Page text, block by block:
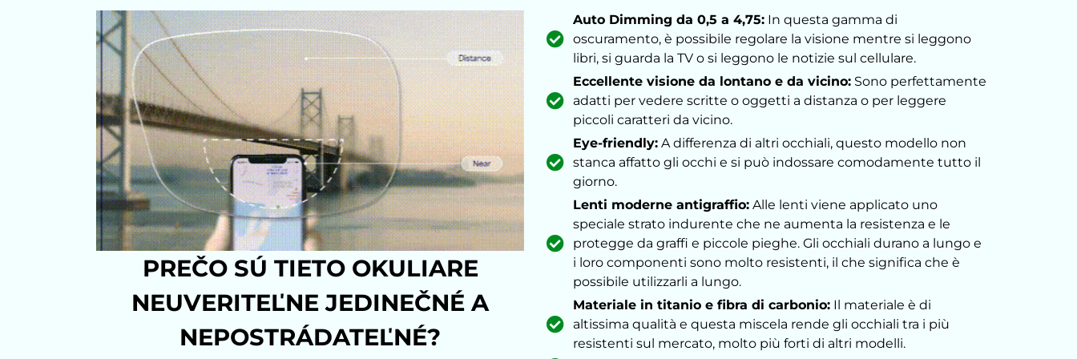
PREČO SÚ TIETO OKULIARE
NEUVERITEĽNE JEDINEČNÉ A
NEPOSTRÁDATEĽNÉ?
Auto Dimming da 0,5 a 4,75:In questa gamma di
oscuramento, è possibile regolare la visione mentre si leggono
libri, si guarda la TV o si leggono le notizie sul cellulare.
Eccellente visione da lontano e da vicino:Sono perfettamente
adatti per vedere scritte o oggetti a distanza o per leggere
piccoli caratteri da vicino.
Eye-friendly:A differenza di altri occhiali, questo modello non
stanca affatto gli occhi e si può indossare comodamente tutto il
giorno.
Lenti moderne antigraffio:Alle lenti viene applicato uno
speciale strato indurente che ne aumenta la resistenza e le
protegge da graffi e piccole pieghe. Gli occhiali durano a lungo e
i loro componenti sono molto resistenti, il che significa che è
possibile utilizzarli a lungo.
Materiale in titanio e fibra di carbonio:Il materiale è di
altissima qualità e questa miscela rende gli occhiali tra i più
resistenti sul mercato, molto più forti di altri modelli.